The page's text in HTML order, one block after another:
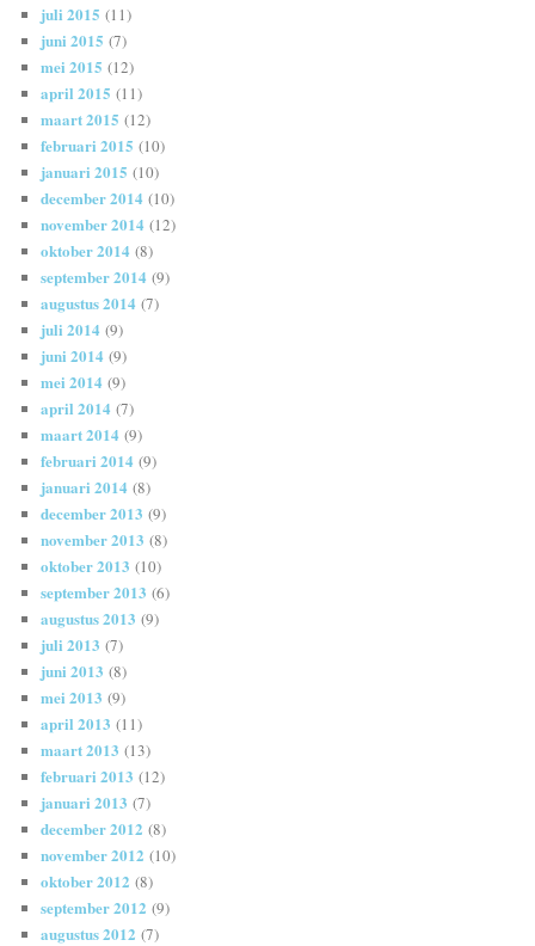
juli 2015 (11)
juni 2015 (7)
mei 2015 (12)
april 2015 (11)
maart 2015 (12)
februari 2015 (10)
januari 2015 (10)
december 2014 (10)
november 2014 (12)
oktober 2014 (8)
september 2014 (9)
augustus 2014 (7)
juli 2014 (9)
juni 2014 (9)
mei 2014 (9)
april 2014 (7)
maart 2014 (9)
februari 2014 (9)
januari 2014 (8)
december 2013 (9)
november 2013 (8)
oktober 2013 (10)
september 2013 (6)
augustus 2013 (9)
juli 2013 (7)
juni 2013 (8)
mei 2013 (9)
april 2013 (11)
maart 2013 (13)
februari 2013 (12)
januari 2013 (7)
december 2012 (8)
november 2012 (10)
oktober 2012 (8)
september 2012 (9)
augustus 2012 (7)